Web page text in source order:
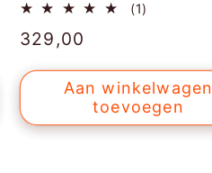
(1)
Normale
329,00
Aan winkelwagen
toevoegen